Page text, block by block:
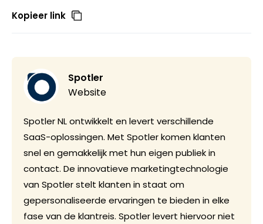
Kopieer link
Spotler
Website
Spotler NL ontwikkelt en levert verschillende
SaaS-oplossingen. Met Spotler komen klanten
snel en gemakkelijk met hun eigen publiek in
contact. De innovatieve marketingtechnologie
van Spotler stelt klanten in staat om
gepersonaliseerde ervaringen te bieden in elke
fase van de klantreis. Spotler levert hiervoor niet